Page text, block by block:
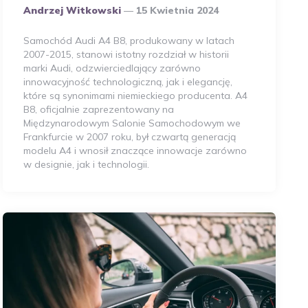
Opublikowany
Andrzej Witkowski 15 Kwietnia 2024
Samochód Audi A4 B8, produkowany w latach
2007-2015, stanowi istotny rozdział w historii
marki Audi, odzwierciedlający zarówno
innowacyjność technologiczną, jak i elegancję,
które są synonimami niemieckiego producenta. A4
B8, oficjalnie zaprezentowany na
Międzynarodowym Salonie Samochodowym we
Frankfurcie w 2007 roku, był czwartą generacją
modelu A4 i wnosił znaczące innowacje zarówno
w designie, jak i technologii.